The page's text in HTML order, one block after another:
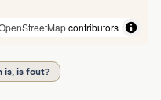
contributors
is, is fout?